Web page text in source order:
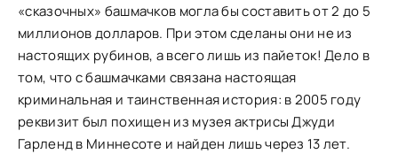
«сказочных» башмачков могла бы составить от 2 до 5
миллионов долларов. При этом сделаны они не из
настоящих рубинов, а всего лишь из пайеток! Дело в
том, что с башмачками связана настоящая
криминальная и таинственная история: в 2005 году
реквизит был похищен из музея актрисы Джуди
Гарленд в Миннесоте и найден лишь через 13 лет.